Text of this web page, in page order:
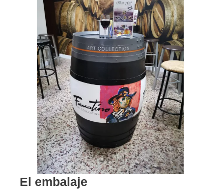
El embalaje